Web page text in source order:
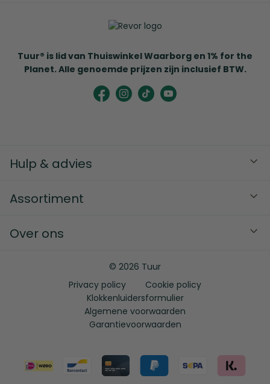
Tuur® is lid van Thuiswinkel Waarborg en 1% for the
Planet. Alle genoemde prijzen zijn inclusief BTW.
Hulp & advies
Assortiment
Over ons
© 2026 Tuur
Privacy policy
Cookie policy
Klokkenluidersformulier
Algemene voorwaarden
Garantievoorwaarden